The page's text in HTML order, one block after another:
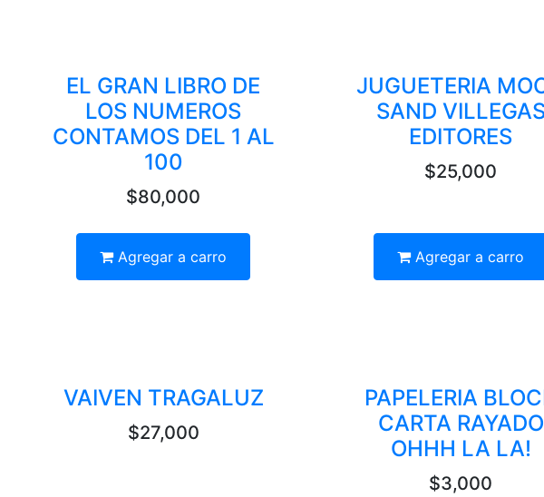
EL GRAN LIBRO DE
LOS NUMEROS
CONTAMOS DEL 1 AL
100
$80,000
Agregar a carro
JUGUETERIA
SAND
EDITORES
$25,000
Agregar a carro
VAIVEN TRAGALUZ
$27,000
PAPELERIA
CARTA RAYADO
OHHH LA LA!
$3,000